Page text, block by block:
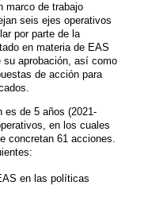
marco de trabajo
seis ejes operativos
por parte de la
en materia de EAS
su aprobación, así como
de acción para
es de 5 años (2021-
en los cuales
concretan 61 acciones.
en las políticas